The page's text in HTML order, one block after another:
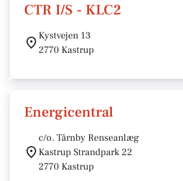
CTR I/S - KLC2
Kystvejen 13
2770 Kastrup
Energicentral
c/o. Tårnby Renseanlæg
Kastrup Strandpark 22
2770 Kastrup